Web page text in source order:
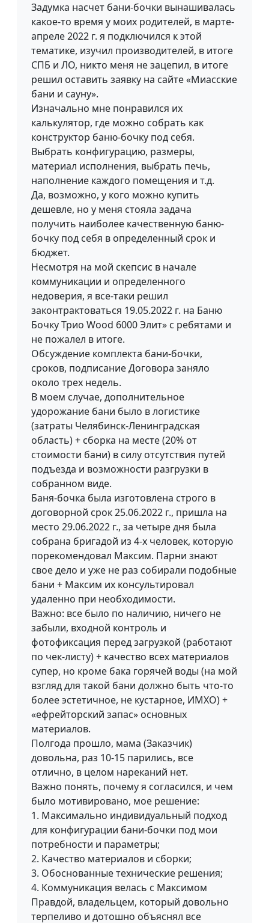
Задумка насчет бани-бочки вынашивалась
какое-то время у моих родителей, в марте-
апреле 2022 г. я подключился к этой
тематике, изучил производителей, в итоге
СПБ и ЛО, никто меня не зацепил, в итоге
решил оставить заявку на сайте «Миасские
бани и сауну».
Изначально мне понравился их
калькулятор, где можно собрать как
конструктор баню-бочку под себя.
Выбрать конфигурацию, размеры,
материал исполнения, выбрать печь,
наполнение каждого помещения и т.д.
Да, возможно, у кого можно купить
дешевле, но у меня стояла задача
получить наиболее качественную баню-
бочку под себя в определенный срок и
бюджет.
Несмотря на мой скепсис в начале
коммуникации и определенного
недоверия, я все-таки решил
законтрактоваться 19.05.2022 г. на Баню
Бочку Трио Wood 6000 Элит» с ребятами и
не пожалел в итоге.
Обсуждение комплекта бани-бочки,
сроков, подписание Договора заняло
около трех недель.
В моем случае, дополнительное
удорожание бани было в логистике
(затраты Челябинск-Ленинградская
область) + сборка на месте (20% от
стоимости бани) в силу отсутствия путей
подъезда и возможности разгрузки в
собранном виде.
Баня-бочка была изготовлена строго в
договорной срок 25.06.2022 г., пришла на
место 29.06.2022 г., за четыре дня была
собрана бригадой из 4-х человек, которую
порекомендовал Максим. Парни знают
свое дело и уже не раз собирали подобные
бани + Максим их консультировал
удаленно при необходимости.
Важно: все было по наличию, ничего не
забыли, входной контроль и
фотофиксация перед загрузкой (работают
по чек-листу) + качество всех материалов
супер, но кроме бака горячей воды (на мой
взгляд для такой бани должно быть что-то
более эстетичное, не кустарное, ИМХО) +
«ефрейторский запас» основных
материалов.
Полгода прошло, мама (Заказчик)
довольна, раз 10-15 парились, все
отлично, в целом нареканий нет.
Важно понять, почему я согласился, и чем
было мотивировано, мое решение:
1. Максимально индивидуальный подход
для конфигурации бани-бочки под мои
потребности и параметры;
2. Качество материалов и сборки;
3. Обоснованные технические решения;
4. Коммуникация велась с Максимом
Правдой, владельцем, который довольно
терпеливо и дотошно объяснял все